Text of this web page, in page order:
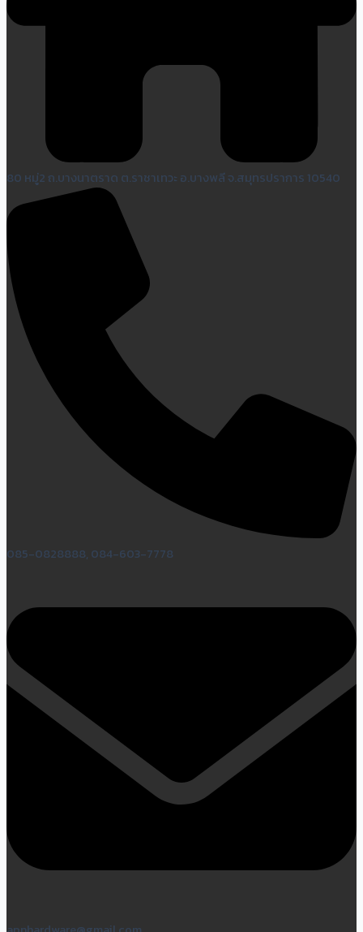
80 หมู่2 ถ.บางนาตราด ต.ราชาเทวะ อ.บางพลี จ.สมุทรปราการ 10540
085-0828888, 084-603-7778